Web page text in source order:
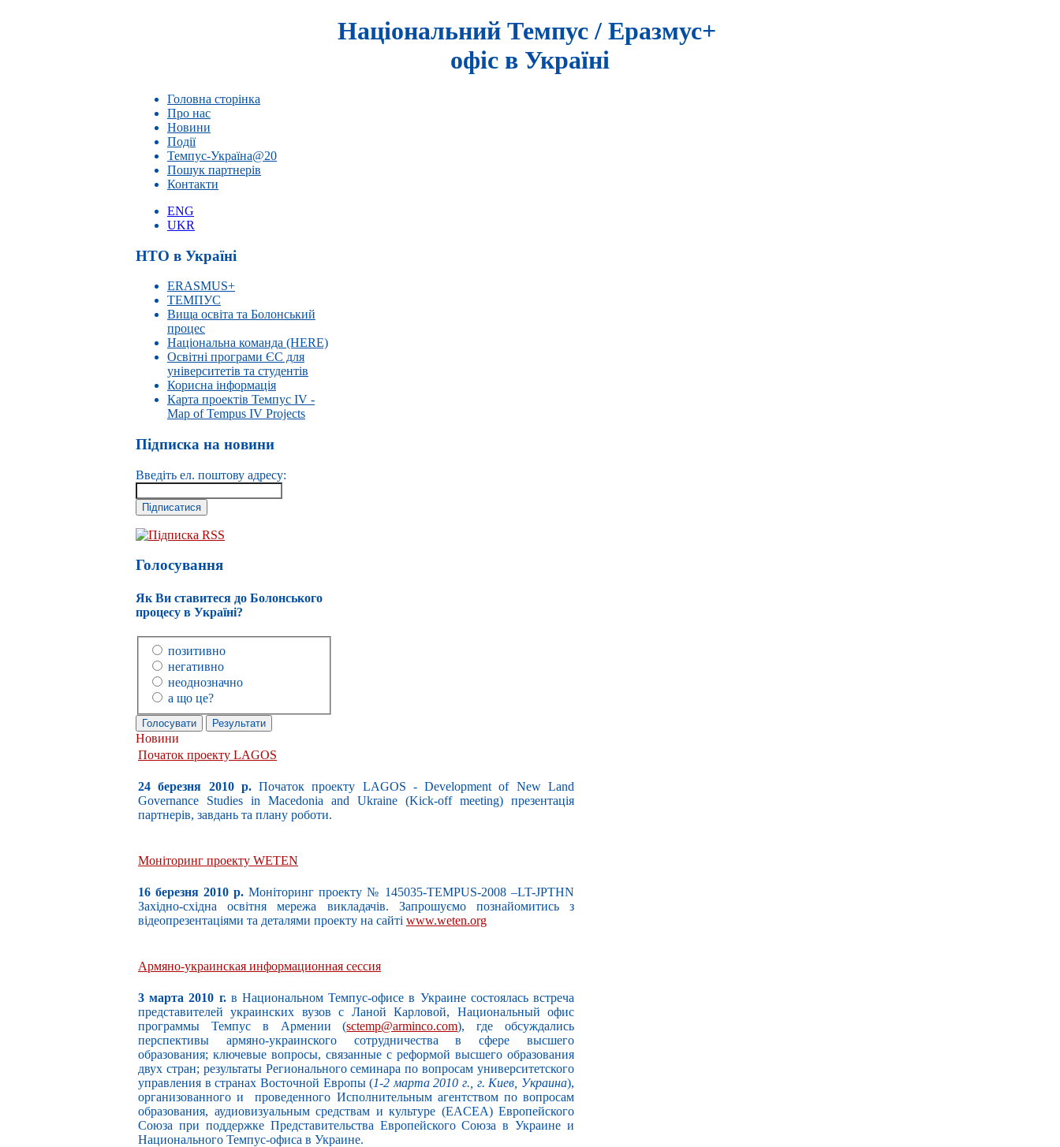
Національний Темпус / Еразмус+
офіс в Україні
Головна сторінка
Про нас
Новини
Події
Темпус-Україна@20
Пошук партнерів
Контакти
ENG
UKR
НТО в Україні
ERASMUS+
ТЕМПУС
Вища освіта та Болонський
процес
Національна команда (HERE)
Освітні програми ЄС для
університетів та студентів
Корисна інформація
Карта проектів Темпус IV -
Map of Tempus IV Projects
Підписка на новини
Введіть ел. поштову адресу:
Підписка RSS
Голосування
Як Ви ставитеся до Болонського
процесу в Україні?
позитивно
негативно
неоднозначно
а що це?
Новини
Початок проекту LAGOS
24 березня 2010 р.Початок проекту LAGOS - Development of New Land
Governance Studies in Macedonia and Ukraine (Kick-off meeting) презентація
партнерів, завдань та плану роботи.
Моніторинг проекту WETEN
16 березня 2010 р. Моніторинг проекту № 145035-TEMPUS-2008 –LT-JPTHN
Західно-східна освітня мережа викладачів. Запрошуємо познайомитись з
відеопрезентаціями та деталями проекту на сайті www.weten.org
Армяно-украинская информационная сессия
3 марта 2010 г. в Национальном Темпус-офисе в Украине состоялась встреча
представителей украинских вузов с Ланой Карловой, Национальный офис
программы Темпус в Армении (sctemp@arminco.com), где обсуждались
перспективы армяно-украинского сотрудничества в сфере высшего
образования; ключевые вопросы, связанные с реформой высшего образования
двух стран; результаты Регионального семинара по вопросам университетского
управления в странах Восточной Европы (1-2 марта 2010 г., г. Киев, Украина),
организованного и проведенного Исполнительным агентством по вопросам
образования, аудиовизуальным средствам и культуре (EACEA) Европейского
Союза при поддержке Представительства Европейского Союза в Украине и
Национального Темпус-офиса в Украине.